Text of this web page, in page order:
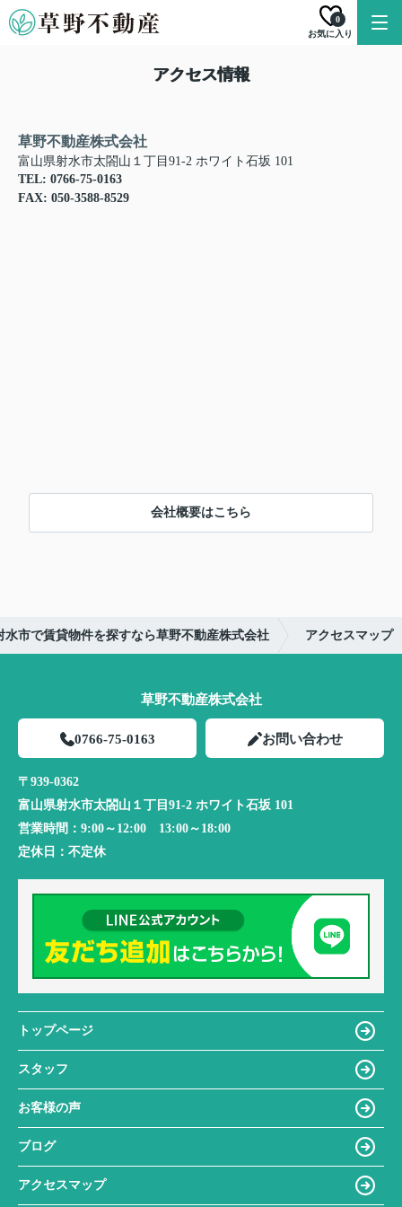
お気に入り
0
アクセス情報
草野不動産株式会社
富山県射水市太閤山１丁目91-2 ホワイト石坂 101
TEL: 0766-75-0163
FAX: 050-3588-8529
会社概要はこちら
水市で賃貸物件を探すなら草野不動産株式会社 アクセスマップ
草野不動産株式会社
0766-75-0163 お問い合わせ
〒939-0362
富山県射水市太閤山１丁目91-2 ホワイト石坂 101
営業時間： 9:00～12:00 13:00～18:00
定休日： 不定休
トップページ
スタッフ
お客様の声
ブログ
アクセスマップ